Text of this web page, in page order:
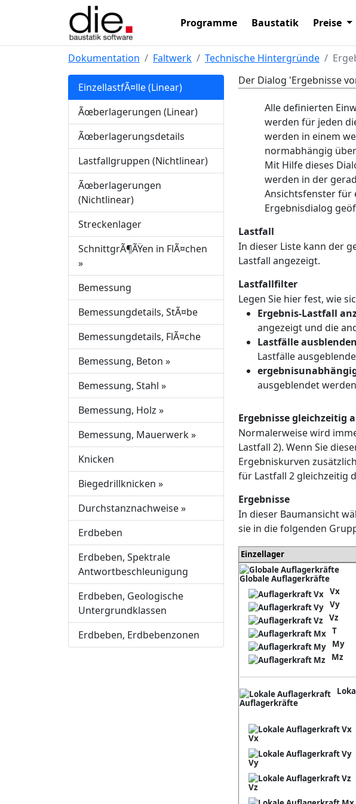
Programme Baustatik Preise
Dokumentation Faltwerk Technische Hintergründe
EinzellastfÃ¤lle (Linear)
Ãœberlagerungen (Linear)
Ãœberlagerungsdetails
Lastfallgruppen (Nichtlinear)
Ãœberlagerungen
(Nichtlinear)
Streckenlager
SchnittgrÃ¶ÃŸen in FlÃ¤chen
»
Bemessung
Bemessungdetails, StÃ¤be
Bemessungdetails, FlÃ¤che
Bemessung, Beton »
Bemessung, Stahl »
Bemessung, Holz »
Bemessung, Mauerwerk»
Knicken
Biegedrillknicken »
Durchstanznachweise»
Erdbeben
Erdbeben, Spektrale
Antwortbeschleunigung
Erdbeben, Geologische
Untergrundklassen
Erdbeben, Erdbebenzonen
Der Dialog 'Ergebnisse
Alle definierten
werden für jeden
werden in einem
normabhängig
Mit Hilfe dieses
werden in der
Ansichtsfenster für
Ergebnisdialog
Lastfall
In dieser Liste kann der
Lastfall angezeigt.
Lastfallfilter
Legen Sie hier fest, wie
Ergebnis-Lastfall
angezeigt und die
Lastfälle
Lastfälle
ausgeblendet
Ergebnisse gleichzeitig
Normalerweise wird
Lastfall 2). Wenn Sie
Ergebniskurven
für Lastfall 2 gleichzeitig
Ergebnisse
In dieser Baumansicht
sie in die folgenden
Einzellager
Globale Auflagerkräfte
Vx
Vy
Vz
T
My
Mz
Auflagerkräfte
Vx
Vy
Vz